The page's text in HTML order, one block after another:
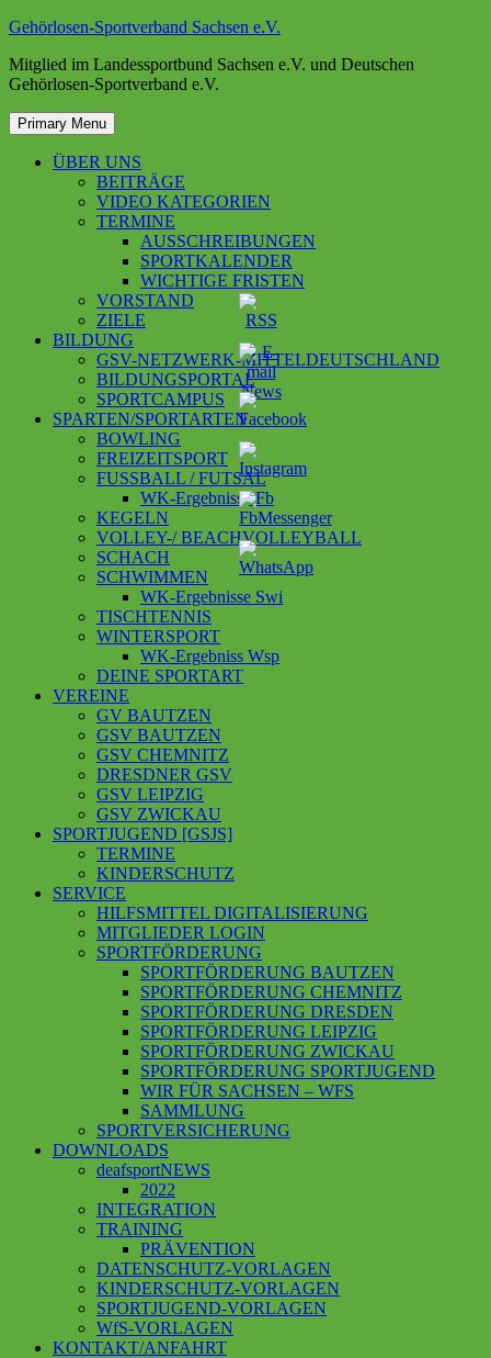
Skip
content
Gehörlosen-Sportverband Sachsen e.V.
Mitglied im Landessportbund Sachsen e.V. und Deutschen
Gehörlosen-Sportverband e.V.
Primary Menu
ÜBER UNS
BEITRÄGE
VIDEO KATEGORIEN
TERMINE
AUSSCHREIBUNGEN
SPORTKALENDER
WICHTIGE FRISTEN
VORSTAND
ZIELE
BILDUNG
GSV-NETZWERK-MITTELDEUTSCHLAND
BILDUNGSPORTAL
SPORTCAMPUS
SPARTEN/SPORTARTEN
BOWLING
FREIZEITSPORT
FUSSBALL / FUTSAL
WK-Ergebnisse Fb
KEGELN
VOLLEY-/ BEACHVOLLEYBALL
SCHACH
SCHWIMMEN
WK-Ergebnisse Swi
TISCHTENNIS
WINTERSPORT
WK-Ergebniss Wsp
DEINE SPORTART
VEREINE
GV BAUTZEN
GSV BAUTZEN
GSV CHEMNITZ
DRESDNER GSV
GSV LEIPZIG
GSV ZWICKAU
SPORTJUGEND [GSJS]
TERMINE
KINDERSCHUTZ
SERVICE
HILFSMITTEL DIGITALISIERUNG
MITGLIEDER LOGIN
SPORTFÖRDERUNG
SPORTFÖRDERUNG BAUTZEN
SPORTFÖRDERUNG CHEMNITZ
SPORTFÖRDERUNG DRESDEN
SPORTFÖRDERUNG LEIPZIG
SPORTFÖRDERUNG ZWICKAU
SPORTFÖRDERUNG SPORTJUGEND
WIR FÜR SACHSEN – WFS
SAMMLUNG
SPORTVERSICHERUNG
DOWNLOADS
deafsportNEWS
2022
INTEGRATION
TRAINING
PRÄVENTION
DATENSCHUTZ-VORLAGEN
KINDERSCHUTZ-VORLAGEN
SPORTJUGEND-VORLAGEN
WfS-VORLAGEN
KONTAKT/ANFAHRT